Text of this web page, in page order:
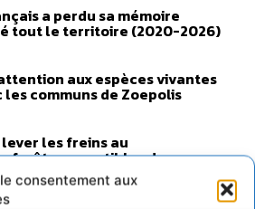
consentement aux
a perdu sa mémoire
tout le territoire (2020-2026)
aux espèces vivantes
les communs de Zoepolis
les freins au
forêts comestibles dans nos